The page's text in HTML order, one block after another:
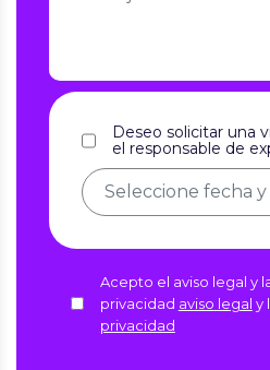
Deseo solicitar una
el responsable de
Acepto el aviso legal y
privacidad aviso legal y
privacidad